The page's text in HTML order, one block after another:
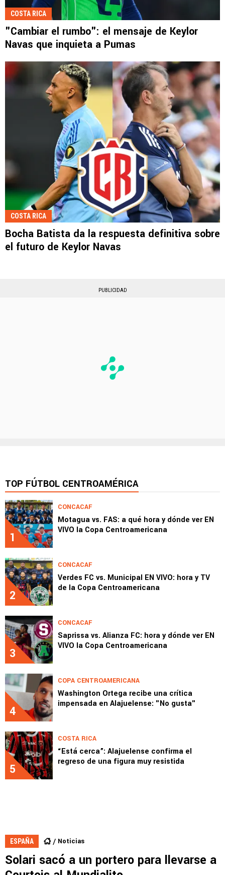
COSTA RICA
"Cambiar el rumbo": el mensaje de Keylor
Navas que inquieta a Pumas
COSTA RICA
Bocha Batista da la respuesta definitiva sobre
el futuro de Keylor Navas
PUBLICIDAD
TOP FÚTBOL CENTROAMÉRICA
1
CONCACAF
Motagua vs. FAS: a qué hora y dónde ver EN
VIVO la Copa Centroamericana
2
CONCACAF
Verdes FC vs. Municipal EN VIVO: hora y TV
de la Copa Centroamericana
3
CONCACAF
Saprissa vs. Alianza FC: hora y dónde ver EN
VIVO la Copa Centroamericana
4
COPA CENTROAMERICANA
Washington Ortega recibe una crítica
impensada en Alajuelense: "No gusta"
5
COSTA RICA
“Está cerca”: Alajuelense confirma el
regreso de una figura muy resistida
ESPAÑA Noticias
Solari sacó a un portero para llevarse a